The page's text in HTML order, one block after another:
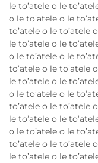
le to’atele o le
o le to’atele o le
to’atele o le to’atele
le to’atele o le
o le to’atele o le
to’atele o le to’atele
le to’atele o le
o le to’atele o le
to’atele o le to’atele
le to’atele o le
o le to’atele o le
to’atele o le to’atele
le to’atele o le